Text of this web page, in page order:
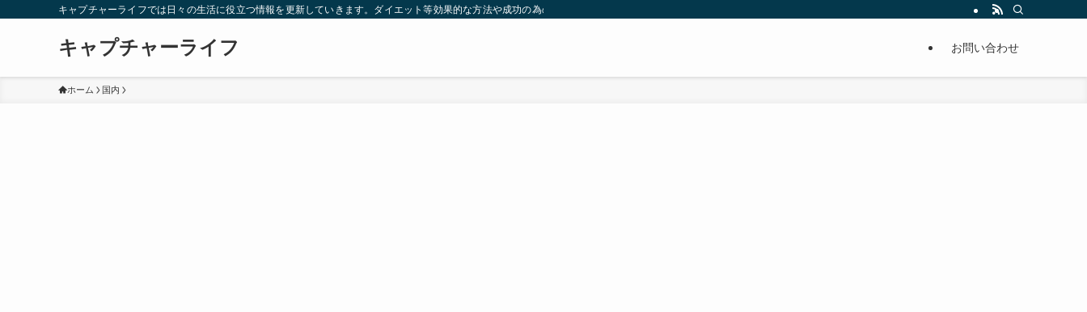
キャプチャーライフでは日々の生活に役立つ情報を更新していきます。ダイエット等効果的な方法や成功の為の秘訣等。太ったり悩んでいる方々が簡単に痩せることが出来るように分かりやすくまとめています。
キャプチャーライフ お問い合わせ
ホーム 国内